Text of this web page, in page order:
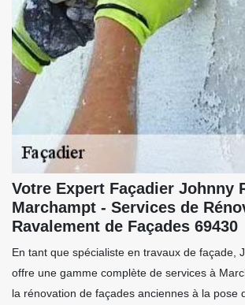
Votre Expert Façadier Johnny
Marchampt - Services de
Ravalement de Façades 69430
En tant que spécialiste en travaux de façade,
offre une gamme complète de services à
la rénovation de façades anciennes à la pose